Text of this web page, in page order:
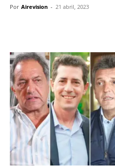
Por Airevision - 21 abril, 2023